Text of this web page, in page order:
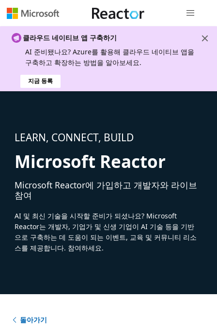
클라우드 네이티브 앱 구축하기
AI 준비됐나요? Azure를 활용해 클라우드 네이티브 앱을
구축하고 확장하는 방법을 알아보세요.
지금 등록
LEARN, CONNECT, BUILD
Microsoft Reactor
Microsoft Reactor에 가입하고 개발자와 라이브
참여
AI 및 최신 기술을 시작할 준비가 되셨나요? Microsoft
Reactor는 개발자, 기업가 및 신생 기업이 AI 기술 등을 기반
으로 구축하는 데 도움이 되는 이벤트, 교육 및 커뮤니티 리소
스를 제공합니다. 참여하세요.
돌아가기